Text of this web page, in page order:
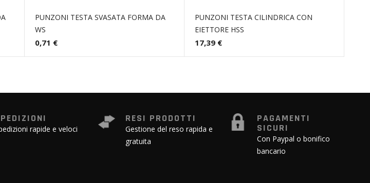
PUNZONI TESTA SVASATA FORMA DA
WS
0,71 €
PUNZONI TESTA CILINDRICA CON
EIETTORE HSS
17,39 €
rapide e veloci
RESI PRODOTTI
Gestione del reso rapida e
gratuita
PAGAMENTI
SICURI
Con Paypal o bonifico
bancario